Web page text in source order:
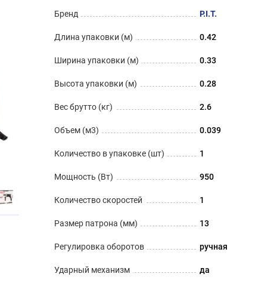
Бренд P.I.T.
Длина упаковки (м) 0.42
Ширина упаковки (м) 0.33
Высота упаковки (м) 0.28
Вес брутто (кг) 2.6
Объем (м3) 0.039
Количество в упаковке (шт) 1
Мощность (Вт) 950
Количество скоростей 1
Размер патрона (мм) 13
Регулировка оборотов ручная
Ударный механизм да